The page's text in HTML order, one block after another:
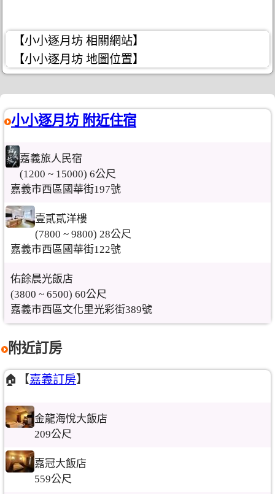
【小小逐月坊 相關網站】
【小小逐月坊 地圖位置】
小小逐月坊 附近住宿
嘉義旅人民宿
(1200 ~ 15000) 6公尺
嘉義市西區國華街197號
壹貳貳洋樓
(7800 ~ 9800) 28公尺
嘉義市西區國華街122號
佑餘晨光飯店
(3800 ~ 6500) 60公尺
嘉義市西區文化里光彩街389號
附近訂房
🏠【嘉義訂房】
金龍海悅大飯店
209公尺
嘉冠大飯店
559公尺